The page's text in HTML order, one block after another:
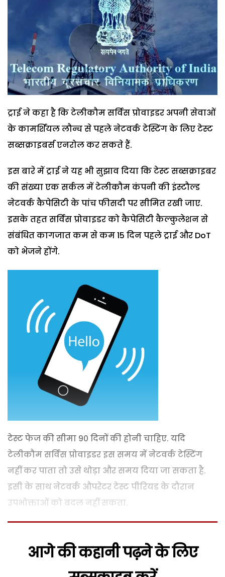
ट्राई ने कहा है कि टेलीकौम सर्विस प्रोवाइडर अपनी सेवाओं
के कामर्शियल लौन्च से पहले नेटवर्क टेस्टिंग के लिए टेस्ट
सब्सक्राइबर्स एनरोल कर सकते हैं.
इस बारे में ट्राई ने यह भी सुझाव दिया कि टेस्ट सब्सक्राइबर
की संख्या एक सर्कल में टेलीकौम कंपनी की इंस्टौल्ड
नेटवर्क कैपेसिटी के पांच फीसदी पर सीमित रखी जाए.
इसके तहत सर्विस प्रोवाइडर को कैपेसिटी कैल्कुलेशन से
संबंधित कागजात कम से कम 15 दिन पहले ट्राई और DoT
को भेजने होंगे.
टेस्ट फेज की सीमा 90 दिनों की होनी चाहिए. यदि
टेलीकौम सर्विस प्रोवाइडर इस समय में नेटवर्क टेस्टिंग
नहीं कर पाता तो उसे थोड़ा और समय दिया जा सकता है.
इसी के साथ नेटवर्क औपरेटर टेस्ट पीरियड के दौरान
उपभोक्ताओं को बदल नहीं सकता.
आगे की कहानी पढ़ने के लिए